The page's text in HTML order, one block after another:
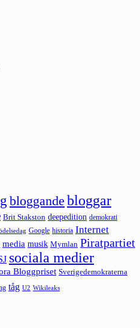
bloggande bloggar
Brit Stakston deepedition demokrati
Google historia Internet
media musik Mymlan Piratpartiet
sociala medier
Bloggpriset Sverigedemokraterna
tåg U2 Wikileaks